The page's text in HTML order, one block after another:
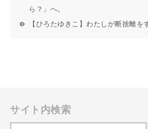
ら？」へ。
【ひろたゆきこ】わたしが断捨離を
サイト内検索